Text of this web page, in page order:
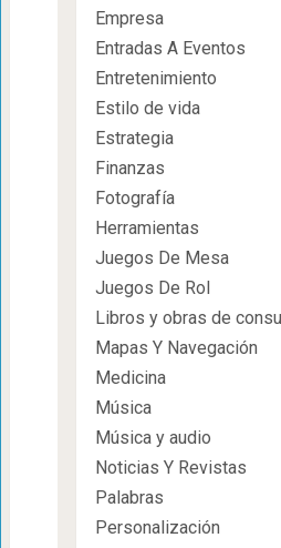
Empresa
Entradas A Eventos
Entretenimiento
Estilo de vida
Estrategia
Finanzas
Fotografía
Herramientas
Juegos De Mesa
Juegos De Rol
Libros y obras de
Mapas Y Navegación
Medicina
Música
Música y audio
Noticias Y Revistas
Palabras
Personalización